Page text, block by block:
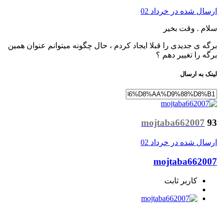
ارسال شده در خرداد 02
سلام . وقت بخیر
برگه ی جدیدی را قبلا ایجاد کردم ، حال چگونه میتوانم عنوان همین
برگه را تغییر دهم ؟
لینک به ارسال
mojtaba662007 93
ارسال شده در خرداد 02
mojtaba662007
کاربر ثابت